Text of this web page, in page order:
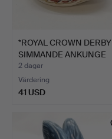
*ROYAL CROWN DERBY
SIMMANDE ANKUNGE
BREVPR…
2 dagar
Värdering
41 USD